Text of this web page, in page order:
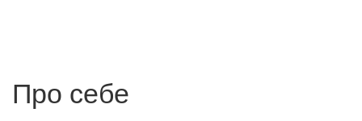
Черевики
Одяг
Про себе